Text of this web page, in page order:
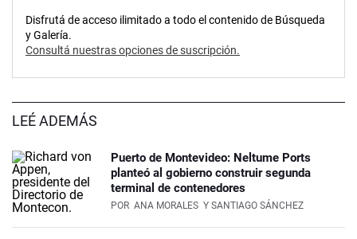
Disfrutá de acceso ilimitado a todo el contenido de Búsqueda
y Galería.
Consultá nuestras opciones de suscripción.
LEÉ ADEMÁS
Puerto de Montevideo: Neltume Ports
planteó al gobierno construir segunda
terminal de contenedores
POR ANA MORALES Y SANTIAGO SÁNCHEZ